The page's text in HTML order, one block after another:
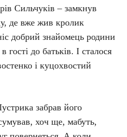
Сильчуків – замкнув
де вже жив кролик
добрий знайомець родини
гості до батьків. І сталося
і куцохвостий
забрав його
хоч ще, мабуть,